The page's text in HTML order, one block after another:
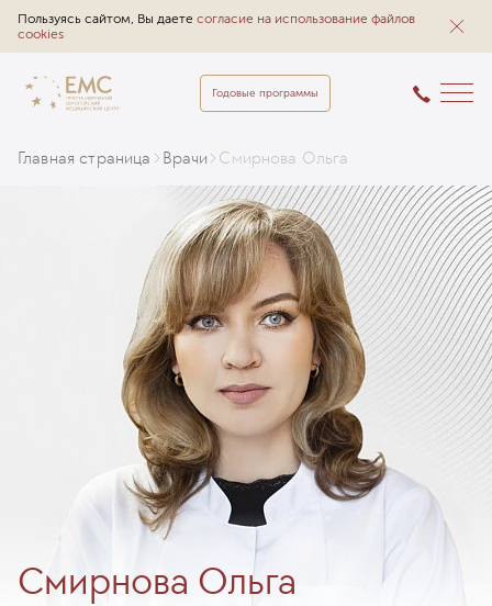
Пользуясь сайтом, Вы даете согласие на использование файлов
cookies
Годовые программы
Главная страница Врачи Смирнова Ольга
Смирнова Ольга